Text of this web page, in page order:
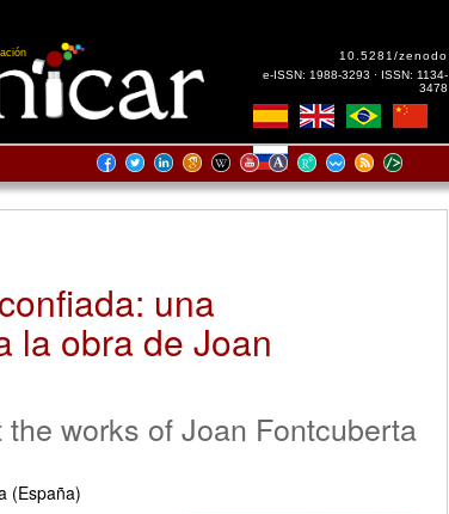
10.5281/zenodo
e-ISSN: 1988-3293 · ISSN: 1134-
3478
una
la obra de Joan
works of Joan Fontcuberta
(España)